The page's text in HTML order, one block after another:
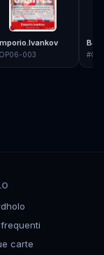
OP06-003 #
carte